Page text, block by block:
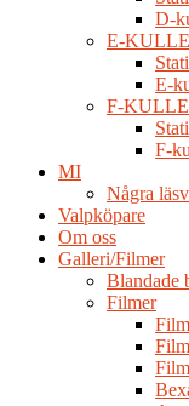
D-
E-
E-
F-
F-
MI
Några
Valpköpare
Om oss
Galleri/Filmer
Blandade
Filmer